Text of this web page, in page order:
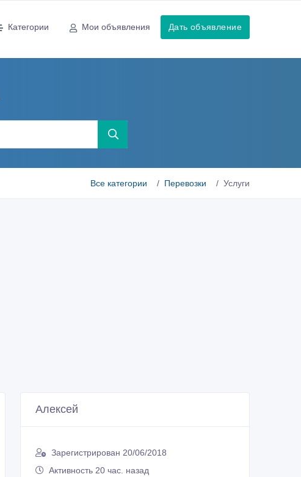
Категории Мои объявления Дать объявление
Все категории Перевозки Услуги
Алексей
Зарегистрирован 20/06/2018
Активность 20 час. назад